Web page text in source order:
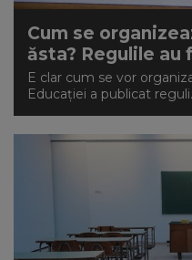
Cum se
ăsta? Regulile
E clar cum se vor
Educației a publicat